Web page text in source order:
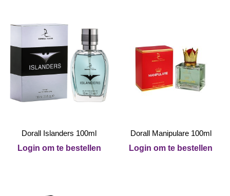
Dorall Islanders 100ml
Login om te bestellen
Dorall Manipulare 100ml
Login om te bestellen